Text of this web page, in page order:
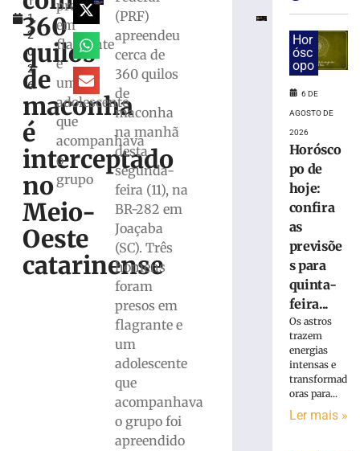
1,
2
0
2
6
360
quilos
de
maconha
é
interceptado
no
Meio-
Oeste
catarinense
presos
em
flagrante
e
um
adolescente
que
acompanhava
o
grupo
(PRF)
apreendeu
cerca de
360 quilos
de
maconha
na manhã
desta
segunda-
feira (11), na
BR-282 em
Joaçaba
(SC). Três
homens
foram
presos em
flagrante e
um
adolescente
que
acompanhava
o grupo foi
apreendido
incêndio
criminoso
confessar
crime
Polícia
Militar
Motorista
ferido
desviar
Hor
ósc
opo
6 DE
AGOSTO DE
2026
Horósco
po de
hoje:
confira
as
previsõe
s para
quinta-
feira...
Os astros
trazem
energias
intensas e
transformad
oras para...
Ler mais »